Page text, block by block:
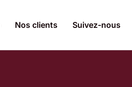
Nos clients Suivez-nous